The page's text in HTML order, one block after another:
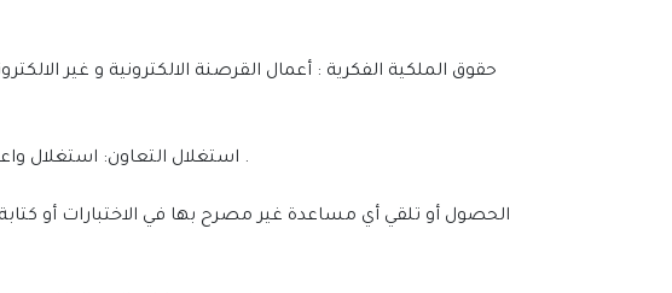
9. استغلال التعاون: استغلال واعتماد المتدرب على متدرب آخر في مجموعته لإنجاز واجب أو عمل مشترك بتوفير المساعدة الأكاديمية له .